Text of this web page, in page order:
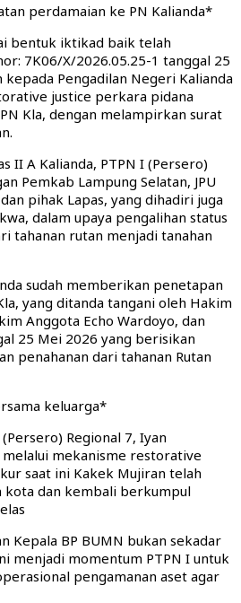
perdamaian ke PN Kalianda*
bentuk iktikad baik telah
7K06/X/2026.05.25-1 tanggal 25
Pengadilan Negeri Kalianda
justice perkara pidana
Kla, dengan melampirkan surat
II A Kalianda, PTPN I (Persero)
Pemkab Lampung Selatan, JPU
pihak Lapas, yang dihadiri juga
dalam upaya pengalihan status
tahanan rutan menjadi tanahan
sudah memberikan penetapan
yang ditanda tangani oleh Hakim
Anggota Echo Wardoyo, dan
25 Mei 2026 yang berisikan
penahanan dari tahanan Rutan
keluarga*
Regional 7, Iyan
mekanisme restorative
saat ini Kakek Mujiran telah
kota dan kembali berkumpul
Kepala BP BUMN bukan sekadar
menjadi momentum PTPN I untuk
pengamanan aset agar